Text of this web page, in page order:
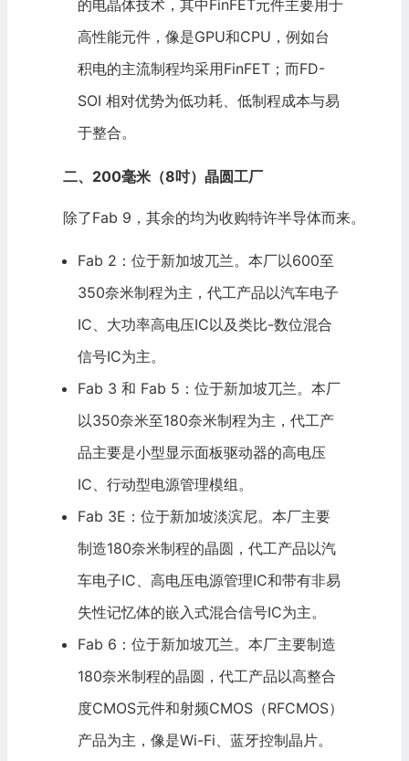
的电晶体技术，其中FinFET元件主要用于
高性能元件，像是GPU和CPU，例如台
积电的主流制程均采用FinFET；而FD-
SOI 相对优势为低功耗、低制程成本与易
于整合。
二、200毫米（8吋）晶圆工厂
除了Fab 9，其余的均为收购特许半导体而来。
Fab 2：位于新加坡兀兰。本厂以600至
350奈米制程为主，代工产品以汽车电子
IC、大功率高电压IC以及类比-数位混合
信号IC为主。
Fab 3 和 Fab 5：位于新加坡兀兰。本厂
以350奈米至180奈米制程为主，代工产
品主要是小型显示面板驱动器的高电压
IC、行动型电源管理模组。
Fab 3E：位于新加坡淡滨尼。本厂主要
制造180奈米制程的晶圆，代工产品以汽
车电子IC、高电压电源管理IC和带有非易
失性记忆体的嵌入式混合信号IC为主。
Fab 6：位于新加坡兀兰。本厂主要制造
180奈米制程的晶圆，代工产品以高整合
度CMOS元件和射频CMOS（RFCMOS）
产品为主，像是Wi-Fi、蓝牙控制晶片。